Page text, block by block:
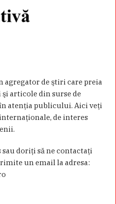
agregator de ştiri care preia
articole din surse de
atenţia publicului. Aici veţi
de interes
sau doriţi să ne contactaţi
un email la adresa: